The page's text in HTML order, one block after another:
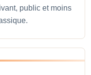
public et moins